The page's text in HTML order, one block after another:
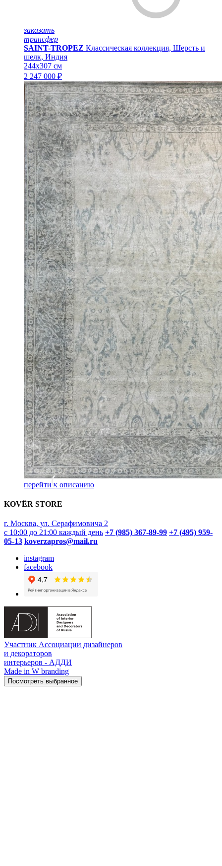
заказать
трансфер
SAINT-TROPEZ Классическая коллекция, Шерсть и
шелк, Индия
244x307 см
2 247 000 ₽
перейти к описанию
KOVËR STORE
г. Москва, ул. Серафимовича 2
с 10:00 до 21:00 каждый день +7 (985) 367-89-99 +7 (495) 959-
05-13 koverzapros@mail.ru
instagram
facebook
Участник Ассоциации дизайнеров
и декораторов
интерьеров - АДДИ
Made in W branding
Посмотреть выбранное